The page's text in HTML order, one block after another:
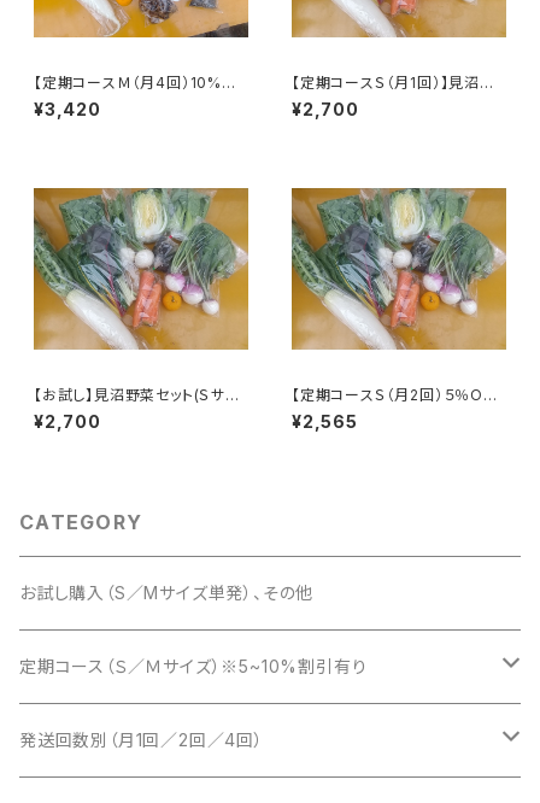
【定期コースＭ（月4回）10%OF
F】見沼野菜セット（Ｍサイズ）
※火曜または木曜発送
¥3,420
【定期コースＳ（月1回）】見沼野
菜セット（Sサイズ） ※火曜また
は木曜発送
¥2,700
【お試し】見沼野菜セット(Ｓサイ
ズ／単発)
¥2,700
【定期コースＳ（月2回）５％OF
F】見沼野菜セット（Sサイズ）
※火曜または木曜発送
¥2,565
CATEGORY
お試し購入（S／Mサイズ単発）、その他
定期コース（Ｓ／Ｍサイズ）※5~10%割引有り
Ｓサイズ（月1回／2回／4回）
発送回数別（月1回／2回／4回）